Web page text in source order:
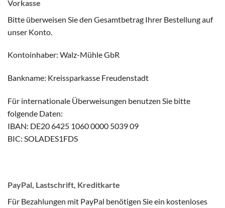
Vorkasse
Bitte überweisen Sie den Gesamtbetrag Ihrer Bestellung auf
unser Konto.
Kontoinhaber: Walz-Mühle GbR
Bankname: Kreissparkasse Freudenstadt
Für internationale Überweisungen benutzen Sie bitte
folgende Daten:
IBAN: DE20 6425 1060 0000 5039 09
BIC: SOLADES1FDS
PayPal, Lastschrift, Kreditkarte
Für Bezahlungen mit PayPal benötigen Sie ein kostenloses